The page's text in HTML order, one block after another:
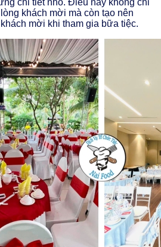
chi tiết nhỏ. Điều này không chỉ
khách mời mà còn tạo nên
mời khi tham gia bữa tiệc.